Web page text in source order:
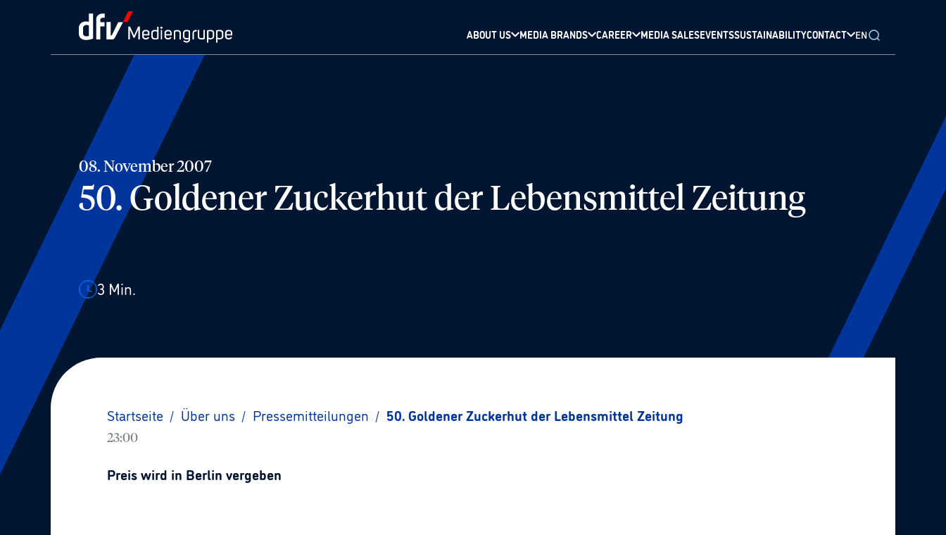
ABOUT US MEDIA BRANDS CAREER MEDIA SALESEVENTSSUSTAINABILITYCONTACT EN
08. November 2007
50. Goldener Zuckerhut der Lebensmittel Zeitung
3 Min.
Startseite / Über uns / Pressemitteilungen / 50. Goldener Zuckerhut der Lebensmittel Zeitung
23:00
Preis wird in Berlin vergeben